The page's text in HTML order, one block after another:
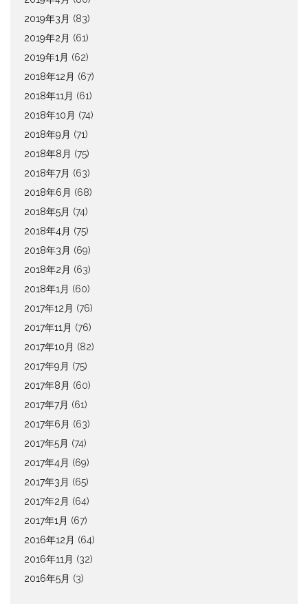
2019年3月 (83)
2019年2月 (61)
2019年1月 (62)
2018年12月 (67)
2018年11月 (61)
2018年10月 (74)
2018年9月 (71)
2018年8月 (75)
2018年7月 (63)
2018年6月 (68)
2018年5月 (74)
2018年4月 (75)
2018年3月 (69)
2018年2月 (63)
2018年1月 (60)
2017年12月 (76)
2017年11月 (76)
2017年10月 (82)
2017年9月 (75)
2017年8月 (60)
2017年7月 (61)
2017年6月 (63)
2017年5月 (74)
2017年4月 (69)
2017年3月 (65)
2017年2月 (64)
2017年1月 (67)
2016年12月 (64)
2016年11月 (32)
2016年5月 (3)